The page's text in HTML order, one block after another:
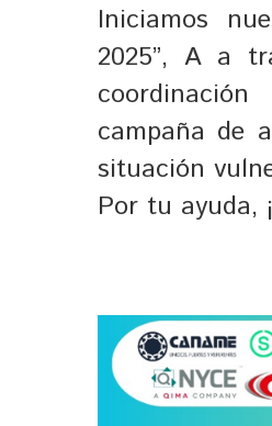
Iniciamos
2025”, A a
campaña de
situación
Por tu ayuda,